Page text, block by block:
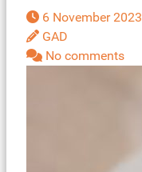
6 November 2023
GAD
No comments